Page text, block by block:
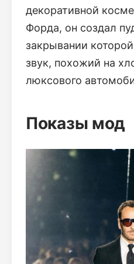
декоративной
Форда, он создал
закрывании
звук, похожий на
люксового
Показы мод